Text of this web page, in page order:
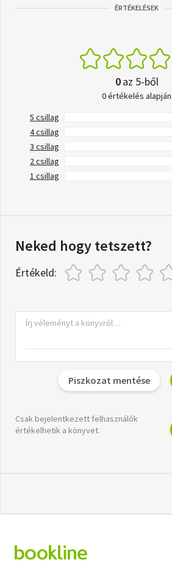
ÉRTÉKELÉSEK
0az 5-ből
0 értékelés alapján
5 csillag
4 csillag
3 csillag
2 csillag
1 csillag
Neked hogy tetszett?
Értékeld:
Piszkozat mentése
Csak bejelentkezett felhasználók
értékelhetik a könyvet.